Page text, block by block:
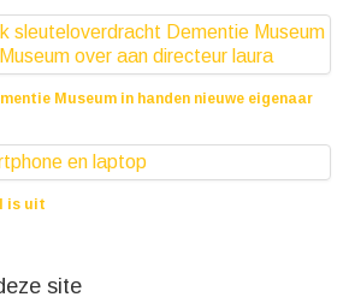
Museum in handen nieuwe eigenaar
is uit
site